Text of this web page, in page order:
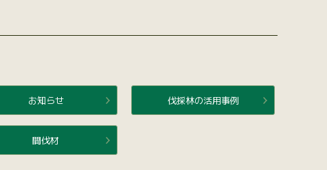
お知らせ 伐採林の活用事例
間伐材